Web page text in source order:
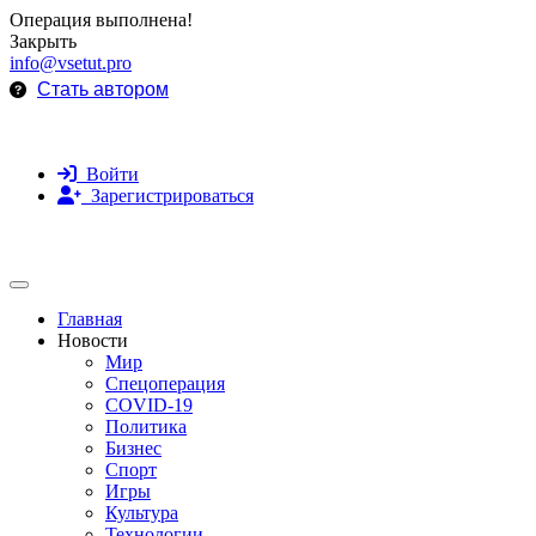
Операция выполнена!
Закрыть
info@vsetut.pro
Стать автором
Войти
Зарегистрироваться
Toggle navigation
Главная
Новости
Мир
Спецоперация
COVID-19
Политика
Бизнес
Спорт
Игры
Культура